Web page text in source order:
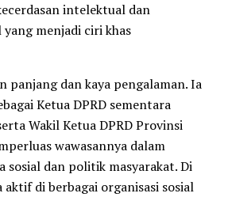
intelektual dan
menjadi ciri khas
panjang dan kaya pengalaman. Ia
Ketua DPRD sementara
Wakil Ketua DPRD Provinsi
wawasannya dalam
sosial dan politik masyarakat. Di
di berbagai organisasi sosial